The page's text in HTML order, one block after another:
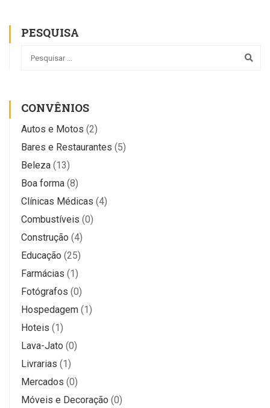
PESQUISA
CONVÊNIOS
Autos e Motos (2)
Bares e Restaurantes (5)
Beleza (13)
Boa forma (8)
Clínicas Médicas (4)
Combustíveis (0)
Construção (4)
Educação (25)
Farmácias (1)
Fotógrafos (0)
Hospedagem (1)
Hoteis (1)
Lava-Jato (0)
Livrarias (1)
Mercados (0)
Móveis e Decoração (0)